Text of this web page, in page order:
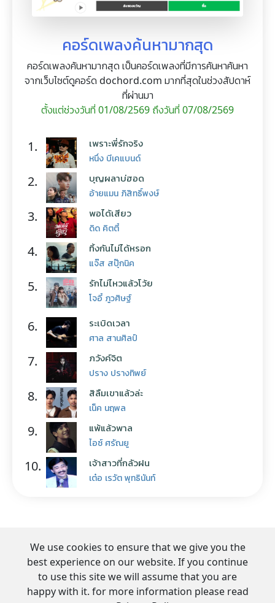
คอร์ดเพลงค้นหามากสุด
คอร์ดเพลงค้นหามากสุด เป็นคอร์ดเพลงที่มีการค้นหาค้นหา
จากเว็บไซต์ดูคอร์ด dochord.com มากที่สุดในช่วงสัปดาห์
ที่ผ่านมา
ตั้งแต่ช่วงวันที่ 01/08/2569 ถึงวันที่ 07/08/2569
1. เพราะพี่รักจริง
หนึ่ง บีเคแบนด์
2. บุญผลาบ่ฮอด
อ้ายแมน ภิสิทธิ์พงษ์
3. พอได้เสียว
ดิด คิตตี้
4. ทิ้งกันไม่ได้หรอก
แจ๊ส สปุ๊กนิค
5. รักไม่ไหวแล้วโว้ย
โจอี้ ภูวศิษฐ์
6. ระเบิดเวลา
ศาล สานศิลป์
7. ภวังค์จิต
ปราง ปรางทิพย์
8. สิลืมเขาแล้วล่ะ
เน็ค นฤพล
9. แพ้แล้วพาล
ไอซ์ ศรัณยู
10. เจ้าสาวที่กลัวฝน
เต๋อ เรวัต พุทธินันท์
We use cookies to ensure that we give you the
best experience on our website. If you continue
to use this site we will assume that you are
happy with it. for more information please read